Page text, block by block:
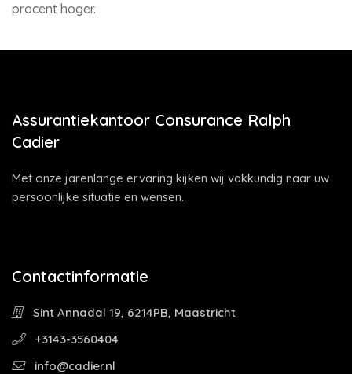
procent hoger.
Assurantiekantoor Consurance Ralph
Cadier
Met onze jarenlange ervaring kijken wij vakkundig naar uw
persoonlijke situatie en wensen.
Contactinformatie
Sint Annadal 19, 6214PB, Maastricht
+3143-3560404
info@cadier.nl